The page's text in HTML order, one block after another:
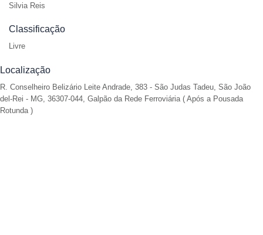
Silvia Reis
Classificação
Livre
Localização
R. Conselheiro Belizário Leite Andrade, 383 - São Judas Tadeu, São João
del-Rei - MG, 36307-044, Galpão da Rede Ferroviária ( Após a Pousada
Rotunda )